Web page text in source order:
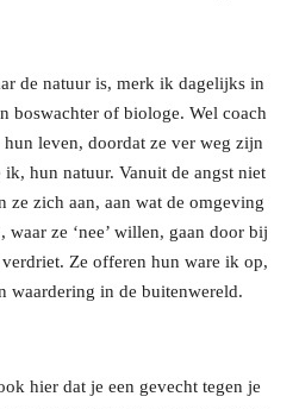
de natuur is, merk ik dagelijks in
boswachter of biologe. Wel coach
leven, doordat ze ver weg zijn
hun natuur. Vanuit de angst niet
ze zich aan, aan wat de omgeving
waar ze ‘nee’ willen, gaan door bij
Ze offeren hun ware ik op,
waardering in de buitenwereld.
hier dat je een gevecht tegen je